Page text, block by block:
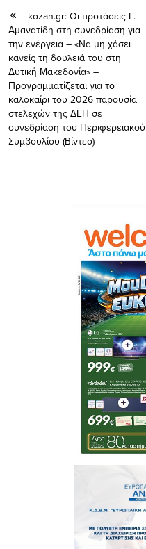
kozan.gr: Οι προτάσεις Γ.
Αμανατίδη στη συνεδρίαση για
την ενέργεια – «Να μη χάσει
κανείς τη δουλειά του στη
Δυτική Μακεδονία» –
Προγραμματίζεται για το
καλοκαίρι του 2026 παρουσία
στελεχών της ΔΕΗ σε
συνεδρίαση του Περιφερειακού
Συμβουλίου (Βίντεο)